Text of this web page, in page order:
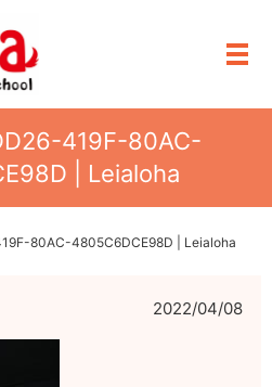
メ
419F-80AC-
| Leialoha
80AC-4805C6DCE98D | Leialoha
2022/04/08